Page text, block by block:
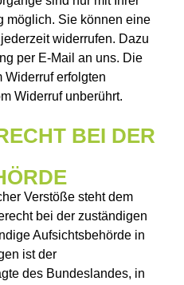
möglich. Sie können eine
widerrufen. Dazu
per E-Mail an uns. Die
Widerruf erfolgten
Widerruf unberührt.
BEI DER
Verstöße steht dem
bei der zuständigen
Aufsichtsbehörde in
ist der
des Bundeslandes, in